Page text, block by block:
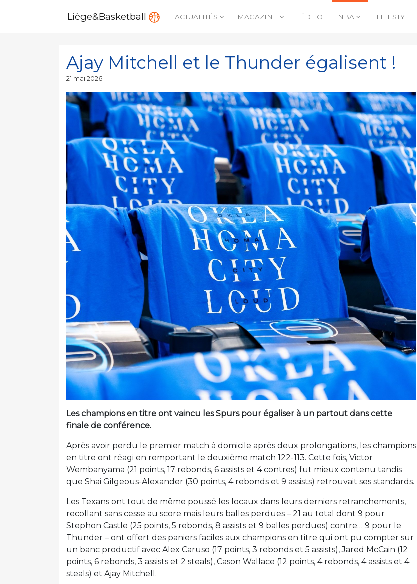
Liège&Basketball ACTUALITÉS MAGAZINE ÉDITO NBA LIFESTYLE
Ajay Mitchell et le Thunder égalisent !
Publié
21 mai 2026
Les champions en titre ont vaincu les Spurs pour égaliser à un partout dans cette
finale de conférence.
Après avoir perdu le premier match à domicile après deux prolongations, les champions
en titre ont réagi en remportant le deuxième match 122-113. Cette fois, Victor
Wembanyama (21 points, 17 rebonds, 6 assists et 4 contres) fut mieux contenu tandis
que Shai Gilgeous-Alexander (30 points, 4 rebonds et 9 assists) retrouvait ses standards.
Les Texans ont tout de même poussé les locaux dans leurs derniers retranchements,
recollant sans cesse au score mais leurs balles perdues – 21 au total dont 9 pour
Stephon Castle (25 points, 5 rebonds, 8 assists et 9 balles perdues) contre… 9 pour le
Thunder – ont offert des paniers faciles aux champions en titre qui ont pu compter sur
un banc productif avec Alex Caruso (17 points, 3 rebonds et 5 assists), Jared McCain (12
points, 6 rebonds, 3 assists et 2 steals), Cason Wallace (12 points, 4 rebonds, 4 assists et 4
steals) et Ajay Mitchell.